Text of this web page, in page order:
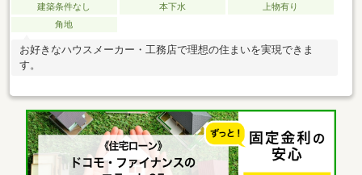
建築条件なし 本下水
上物有り
角地
お好きなハウスメーカー・工務店で理想の住まいを実現できま
す。